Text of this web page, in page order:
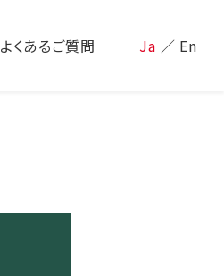
よくあるご質問 Ja ／ En